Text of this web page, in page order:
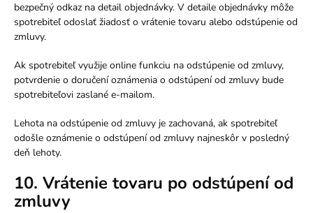
bezpečný odkaz na detail objednávky. V detaile objednávky môže
spotrebiteľ odoslať žiadosť o vrátenie tovaru alebo odstúpenie od
zmluvy.
Ak spotrebiteľ využije online funkciu na odstúpenie od zmluvy,
potvrdenie o doručení oznámenia o odstúpení od zmluvy bude
spotrebiteľovi zaslané e-mailom.
Lehota na odstúpenie od zmluvy je zachovaná, ak spotrebiteľ
odošle oznámenie o odstúpení od zmluvy najneskôr v posledný
deň lehoty.
10. Vrátenie tovaru po odstúpení od
zmluvy